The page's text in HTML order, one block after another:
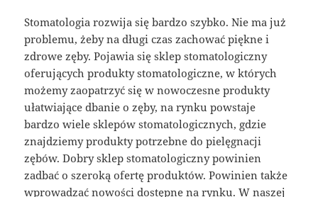
Stomatologia rozwija się bardzo szybko. Nie ma już
problemu, żeby na długi czas zachować piękne i
zdrowe zęby. Pojawia się sklep stomatologiczny
oferujących produkty stomatologiczne, w których
możemy zaopatrzyć się w nowoczesne produkty
ułatwiające dbanie o zęby, na rynku powstaje
bardzo wiele sklepów stomatologicznych, gdzie
znajdziemy produkty potrzebne do pielęgnacji
zębów. Dobry sklep stomatologiczny powinien
zadbać o szeroką ofertę produktów. Powinien także
wprowadzać nowości dostępne na rynku. W naszej